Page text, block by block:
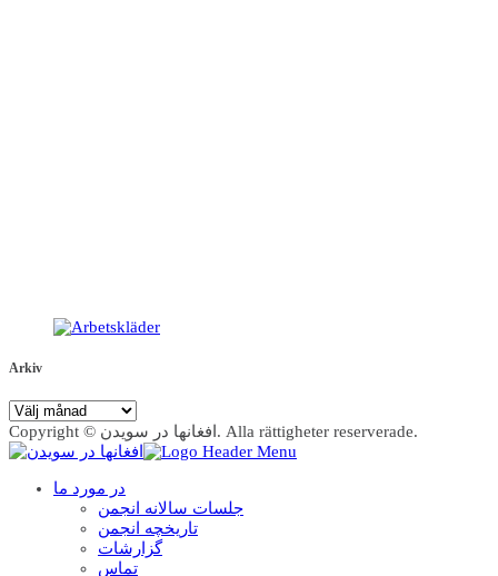
Arkiv
Arkiv
Copyright © افغانها در سویدن. Alla rättigheter reserverade.
در مورد ما
جلسات سالانه انجمن
تاریخچه انجمن
گزارشات
تماس